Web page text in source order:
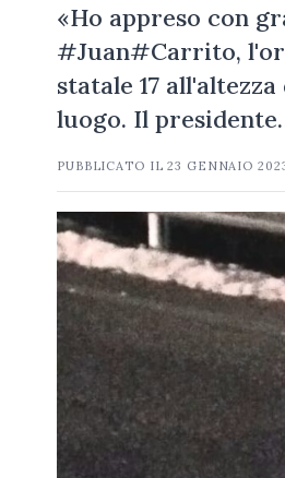
«Ho appreso con
#Juan#Carrito,
statale 17
luogo. Il
PUBBLICATO IL23 GENNAIO